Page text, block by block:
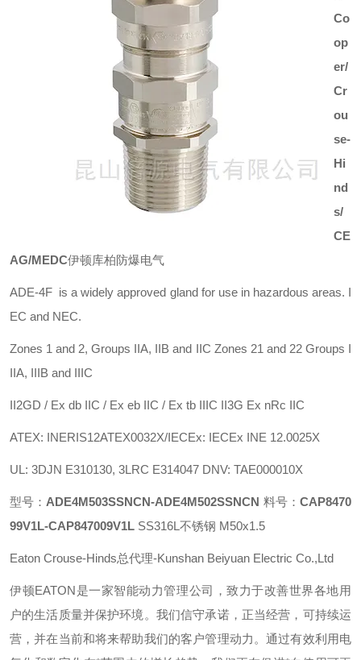
Co
op
er/
Cr
ou
se-
Hi
nd
s/
CE
AG/MEDC伊顿库柏防爆电气
ADE-4F is a widely approved gland for use in hazardous areas. I
EC and NEC.
Zones 1 and 2, Groups IIA, IIB and IIC Zones 21 and 22 Groups I
IIA, IIIB and IIIC
II2GD / Ex db IIC / Ex eb IIC / Ex tb IIIC II3G Ex nRc IIC
ATEX: INERIS12ATEX0032X/IECEx: IECEx INE 12.0025X
UL: 3DJN E310130, 3LRC E314047 DNV: TAE000010X
型号： ADE4M503SSNCN-ADE4M502SSNCN 料号：CAP8470
99V1L-CAP847009V1L SS316L不锈钢 M50x1.5
Eaton Crouse-Hinds总代理-Kunshan Beiyuan Electric Co.,Ltd
伊顿EATON是一家智能动力管理公司，致力于改善世界各地用
户的生活质量并保护环境。我们信守承诺，正当经营，可持续运
营，并在当前和将来帮助我们的客户管理动力。通过有效利用电